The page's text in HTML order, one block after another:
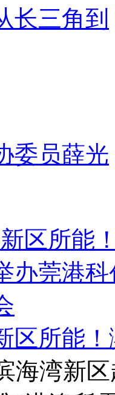
长三角到
委员薛光
区所能
海湾新